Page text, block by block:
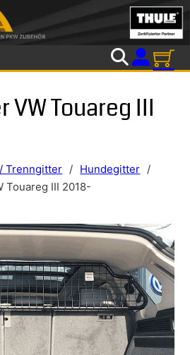
Touareg III
Trenngitter / Hundegitter /
Touareg III 2018-